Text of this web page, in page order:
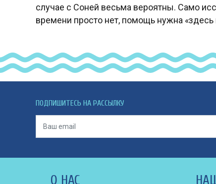
случае с Соней весьма вероятны. Само
времени просто нет, помощь нужна
ПОДПИШИТЕСЬ НА РАССЫЛКУ
О НАС